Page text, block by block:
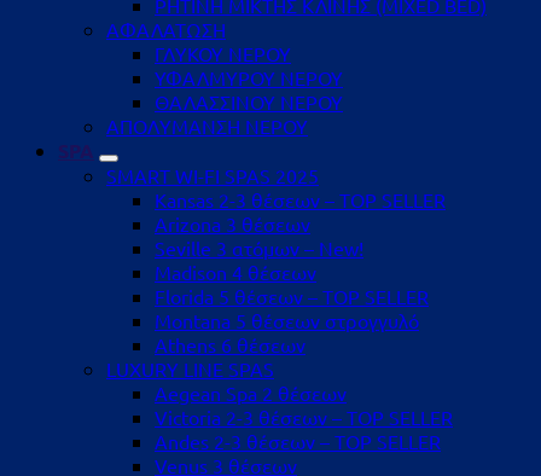
ΡΗΤΙΝΗ ΜΙΚΤΗΣ ΚΛΙΝΗΣ (MIXED BED)
ΑΦΑΛΑΤΩΣΗ
ΓΛΥΚΟΥ ΝΕΡΟΥ
ΥΦΑΛΜΥΡΟΥ ΝΕΡΟΥ
ΘΑΛΑΣΣΙΝΟΥ ΝΕΡΟΥ
ΑΠΟΛΥΜΑΝΣΗ ΝΕΡΟΥ
SPA
SMART WI-FI SPAS 2025
Kansas 2-3 θέσεων – TOP SELLER
Arizona 3 θέσεων
Seville 3 ατόμων – New!
Madison 4 θέσεων
Florida 5 θέσεων – TOP SELLER
Montana 5 θέσεων στρογγυλό
Athens 6 θέσεων
LUXURY LINE SPAS
Aegean Spa 2 θέσεων
Victoria 2-3 θέσεων – TOP SELLER
Andes 2-3 θέσεων – TOP SELLER
Venus 3 θέσεων